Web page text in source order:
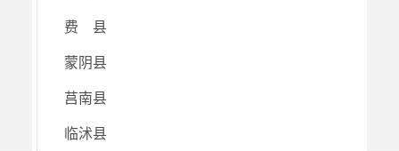
费 县
蒙阴县
莒南县
临沭县